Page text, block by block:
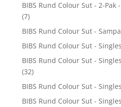
BIBS Rund Colour Sut - 2-
(7)
BIBS Rund Colour Sut -
BIBS Rund Colour Sut -
BIBS Rund Colour Sut -
(32)
BIBS Rund Colour Sut -
BIBS Rund Colour Sut -